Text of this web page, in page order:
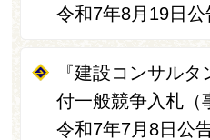
令和7年8月19日公
『建設コンサル
付一般競争入札
令和7年7月8日公